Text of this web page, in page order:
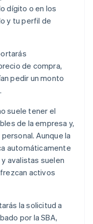
dígito o en los
y tu perfil de
de compra,
pedir un monto
suele tener el
de la empresa y,
Aunque la
automáticamente
avalistas suelen
activos
la solicitud a
por la SBA,